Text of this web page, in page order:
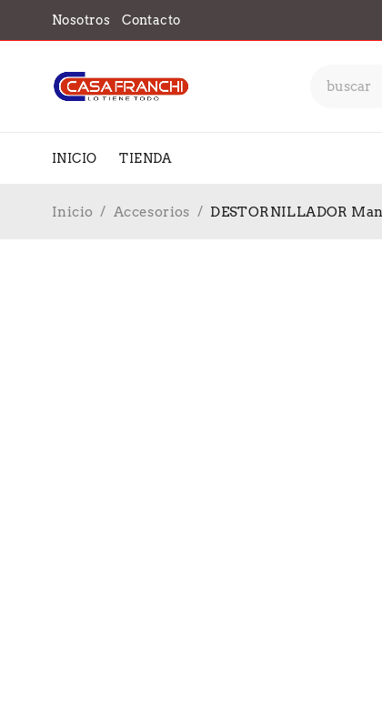
Nosotros Contacto
INICIO TIENDA
Inicio / Accesorios / DESTORNILLADOR